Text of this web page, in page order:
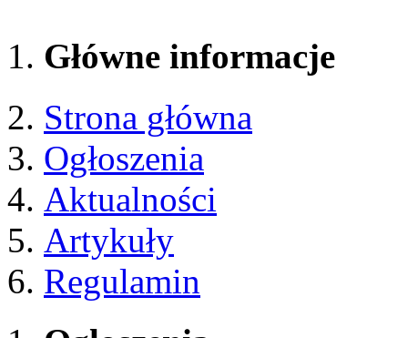
Główne informacje
Strona główna
Ogłoszenia
Aktualności
Artykuły
Regulamin